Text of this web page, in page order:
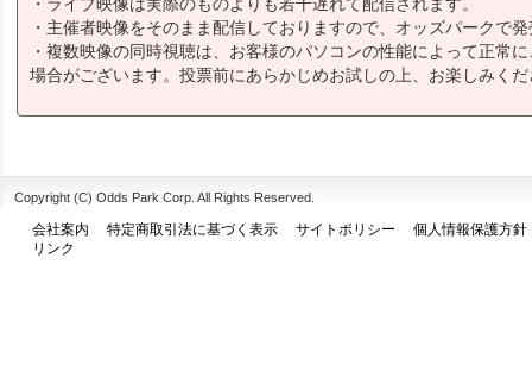
・主催者映像をそのまま配信しておりますので、オッズパークで
・複数映像の同時視聴は、お客様のパソコンの性能によって正常
場合がございます。投票前にあらかじめお試しの上、お楽しみく
Copyright (C) Odds Park Corp. All Rights Reserved.
会社案内 特定商取引法に基づく表示 サイトポリシー
個人情報保護方針
リンク